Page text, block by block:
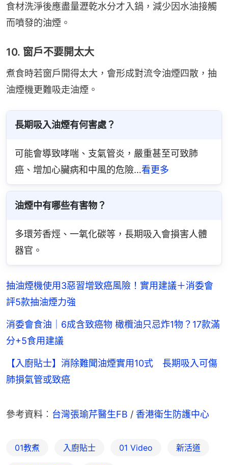
食材洗淨後應盡量瀝乾水分才入鍋，減少因水油接觸
而噴發的油煙。
10. 窗戶不要開太大
煮食時若窗戶開得太大，會形成對流令油煙四散，抽
油煙機更難吸走油煙。
長期吸入油煙有何害處？
可能會導致哮喘、支氣管炎，嚴重甚至可致肺
癌、增加心臟病和中風的危險…看更多
油煙中有哪些有害物？
多環芳香烴、一氧化碳等，長期吸入會損害人體
器官。
抽油煙機使用3惡習增致癌風險！實用建議＋消委會
評5款抽油煙力強
消委會食油｜6成含致癌物 橄欖油只忌炸1物？17款滿
分+5食用建議
【入廚貼士】消除難聞油煙實用10式 長期吸入可傷
肺損氣管或致癌
參考資料︰ 台灣張瑜芹醫生FB / 香港衛生防護中心
01教煮 入廚貼士 01 Video 新活道